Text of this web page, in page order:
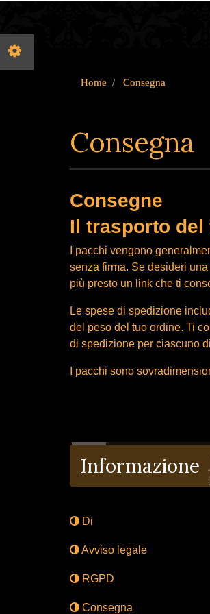
Home Consegna
Consegna
Consegne
Il trasporto del
I pacchi vengono
senza firma. Se desideri
più presto un link che ti
Le spese di spedizione
del peso del tuo ordine. Ti
di spedizione per ciascuno
I pacchi sono
Informazione
Di
Avviso legale
RGPD
Consegna